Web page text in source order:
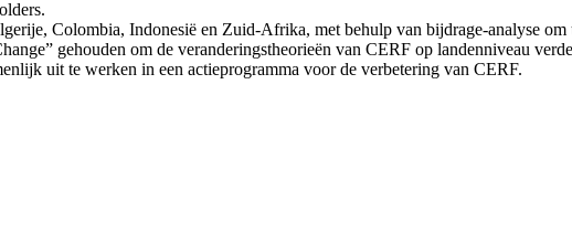
Colombia, Indonesië en Zuid-Afrika, met behulp van bijdrage-analyse om
gehouden om de veranderingstheorieën van CERF op landenniveau
uit te werken in een actieprogramma voor de verbetering van CERF.